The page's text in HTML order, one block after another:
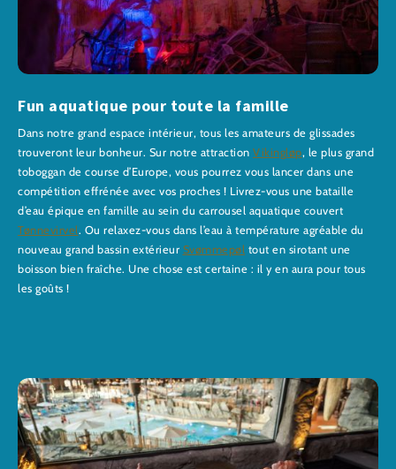
Fun aquatique pour toute la famille
Dans notre grand espace intérieur, tous les amateurs de glissades
trouveront leur bonheur. Sur notre attraction Vikingløp, le plus grand
toboggan de course d’Europe, vous pourrez vous lancer dans une
compétition effrénée avec vos proches ! Livrez-vous une bataille
d’eau épique en famille au sein du carrousel aquatique couvert
Tønnevirvel. Ou relaxez-vous dans l’eau à température agréable du
nouveau grand bassin extérieur Svømmepøl tout en sirotant une
boisson bien fraîche. Une chose est certaine : il y en aura pour tous
les goûts !